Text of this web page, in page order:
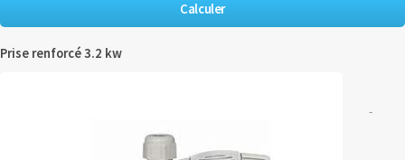
Prise renforcé 3.2 kw
-